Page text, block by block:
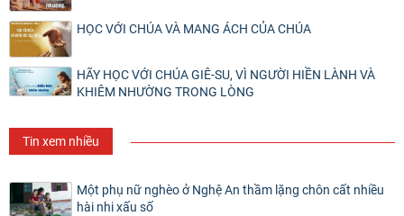
HỌC VỚI CHÚA VÀ MANG ÁCH CỦA CHÚA
HÃY HỌC VỚI CHÚA GIÊ-SU, VÌ NGƯỜI HIỀN LÀNH VÀ
KHIÊM NHƯỜNG TRONG LÒNG
Tin xem nhiều
Một phụ nữ nghèo ở Nghệ An thầm lặng chôn cất nhiều
hài nhi xấu số